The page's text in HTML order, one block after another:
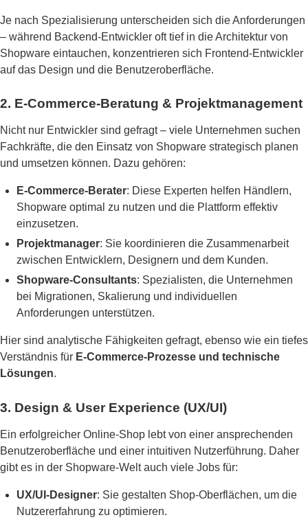
Je nach Spezialisierung unterscheiden sich die Anforderungen
– während Backend-Entwickler oft tief in die Architektur von
Shopware eintauchen, konzentrieren sich Frontend-Entwickler
auf das Design und die Benutzeroberfläche.
2. E-Commerce-Beratung & Projektmanagement
Nicht nur Entwickler sind gefragt – viele Unternehmen suchen
Fachkräfte, die den Einsatz von Shopware strategisch planen
und umsetzen können. Dazu gehören:
E-Commerce-Berater: Diese Experten helfen Händlern,
Shopware optimal zu nutzen und die Plattform effektiv
einzusetzen.
Projektmanager: Sie koordinieren die Zusammenarbeit
zwischen Entwicklern, Designern und dem Kunden.
Shopware-Consultants: Spezialisten, die Unternehmen
bei Migrationen, Skalierung und individuellen
Anforderungen unterstützen.
Hier sind analytische Fähigkeiten gefragt, ebenso wie ein tiefes
Verständnis für E-Commerce-Prozesse und technische
Lösungen.
3. Design & User Experience (UX/UI)
Ein erfolgreicher Online-Shop lebt von einer ansprechenden
Benutzeroberfläche und einer intuitiven Nutzerführung. Daher
gibt es in der Shopware-Welt auch viele Jobs für:
UX/UI-Designer: Sie gestalten Shop-Oberflächen, um die
Nutzererfahrung zu optimieren.